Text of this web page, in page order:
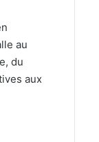
au
du
aux